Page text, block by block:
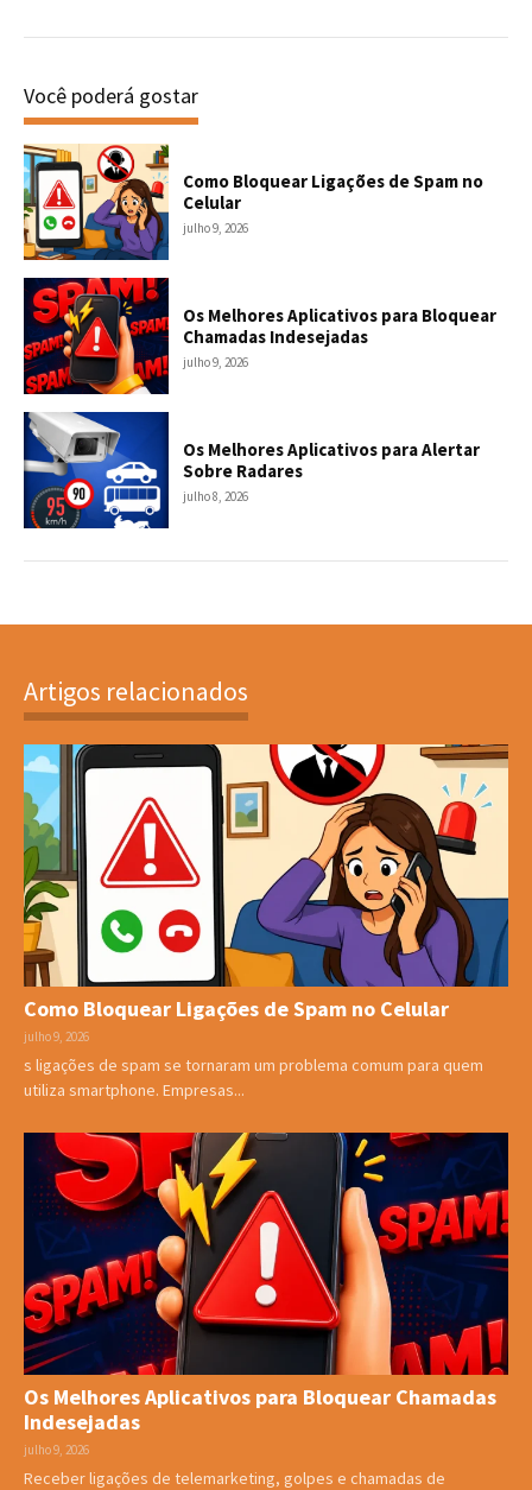
Você poderá gostar
Como Bloquear Ligações de Spam no
Celular
julho 9, 2026
Os Melhores Aplicativos para Bloquear
Chamadas Indesejadas
julho 9, 2026
Os Melhores Aplicativos para Alertar
Sobre Radares
julho 8, 2026
Artigos relacionados
Como Bloquear Ligações de Spam no Celular
julho 9, 2026
s ligações de spam se tornaram um problema comum para quem
utiliza smartphone. Empresas...
Os Melhores Aplicativos para Bloquear Chamadas
Indesejadas
julho 9, 2026
Receber ligações de telemarketing, golpes e chamadas de